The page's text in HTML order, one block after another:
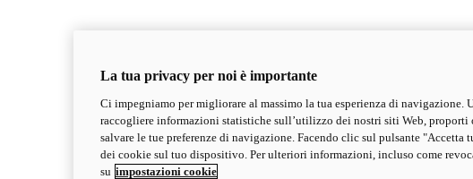
La tua privacy per noi è importante
Ci impegniamo per migliorare al massimo la tua esperienza di navigazione.
raccogliere informazioni statistiche sull’utilizzo dei nostri siti Web, proporti
salvare le tue preferenze di navigazione. Facendo clic sul pulsante
dei cookie sul tuo dispositivo. Per ulteriori informazioni, incluso come
su impostazioni cookie